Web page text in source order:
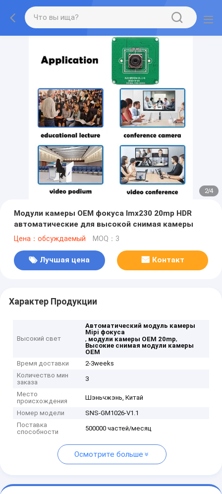
2/4
Модули камеры OEM фокуса Imx230 20mp HDR
автоматические для высокой снимая камеры
Цена：обсуждаемый MOQ：3
Лучшая цена Контакт
Характер Продукции
Высокий свет
Автоматический модуль камеры
Mipi фокуса
, модули камеры OEM 20mp,
Высокие снимая модули камеры
OEM
Время доставки
2-3weeks
Количество мин
заказа
3
Место
происхождения
Шэньчжэнь, Китай
Номер модели
SNS-GM1026-V1.1
Поставка
способности
500000 частей/месяц
Осмотрите больше